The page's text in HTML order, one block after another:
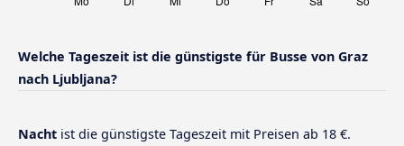
Welche Tageszeit ist die günstigste für Busse von Graz
nach Ljubljana?
Nacht ist die günstigste Tageszeit mit Preisen ab 18 €.